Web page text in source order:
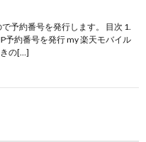
予約番号を発行します。 目次 1.
予約番号を発行 my 楽天モバイル
の[…]